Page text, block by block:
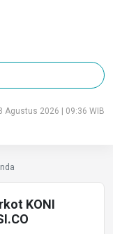
Agustus 2026 | 09:36 WIB
KONI